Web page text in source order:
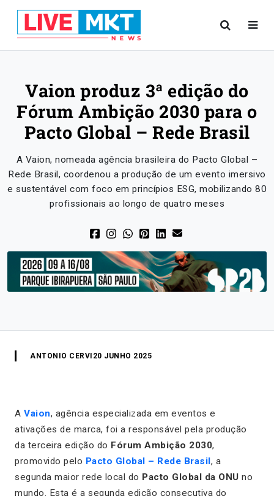
Vaion produz 3ª edição do
Fórum Ambição 2030 para o
Pacto Global – Rede Brasil
A Vaion, nomeada agência brasileira do Pacto Global –
Rede Brasil, coordenou a produção de um evento imersivo
e sustentável com foco em princípios ESG, mobilizando 80
profissionais ao longo de quatro meses
ANTONIO CERVI 20 JUNHO 2025
A Vaion, agência especializada em eventos e
ativações de marca, foi a responsável pela produção
da terceira edição do Fórum Ambição 2030,
promovido pelo Pacto Global – Rede Brasil, a
segunda maior rede local do Pacto Global da ONU no
mundo. Esta é a segunda edição consecutiva do